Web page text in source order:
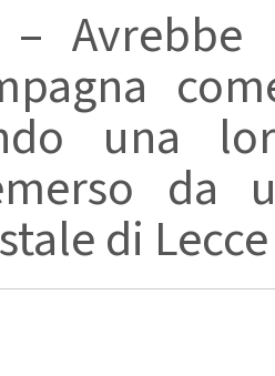
–
una
da
di